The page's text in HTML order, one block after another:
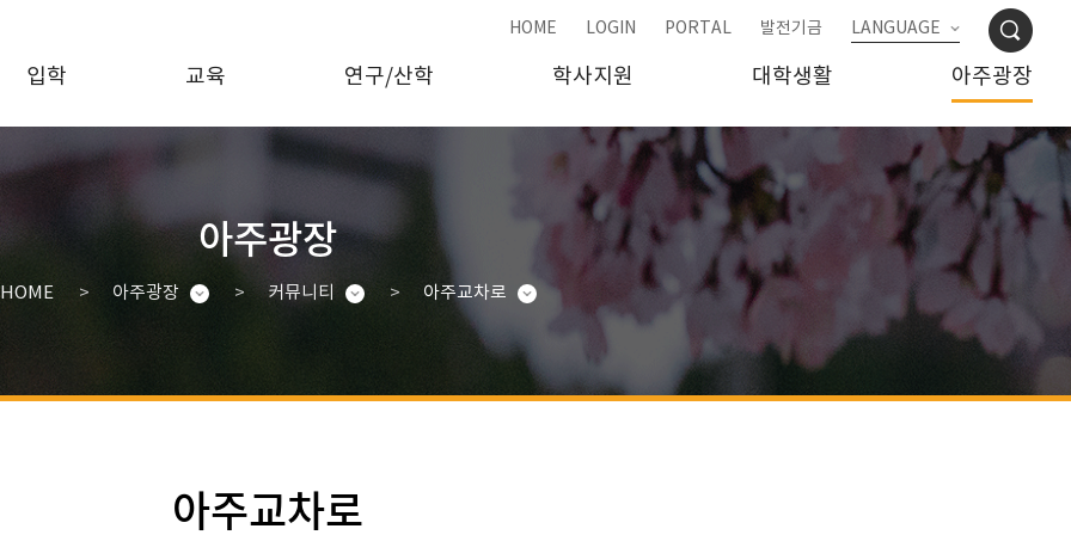
HOME LOGIN PORTAL 발전기금 LANGUAGE
입학 교육 연구/산학 학사지원 대학생활 아주광장
아주광장
HOME 아주광장 커뮤니티 아주교차로
아주교차로